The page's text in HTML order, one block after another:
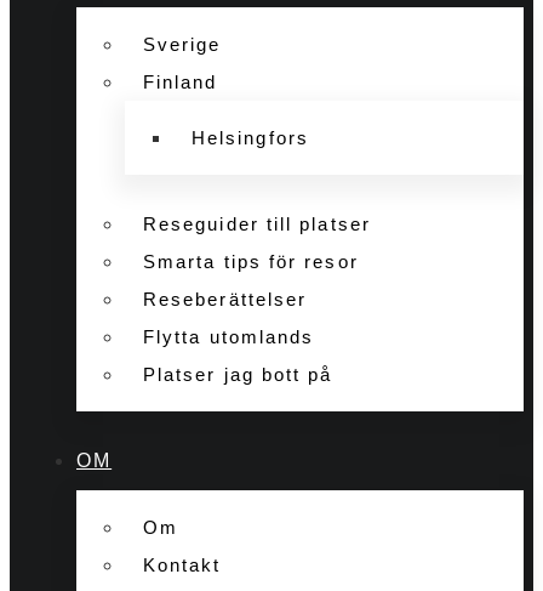
Sverige
Finland
Helsingfors
Reseguider till platser
Smarta tips för resor
Reseberättelser
Flytta utomlands
Platser jag bott på
OM
Om
Kontakt